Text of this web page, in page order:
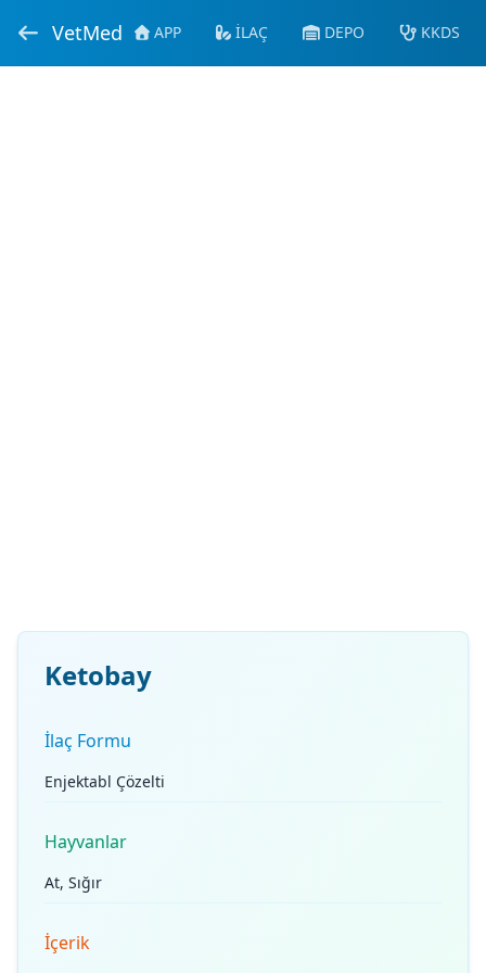
VetMed APP İLAÇ DEPO KKDS
Ketobay
İlaç Formu
Enjektabl Çözelti
Hayvanlar
At, Sığır
İçerik